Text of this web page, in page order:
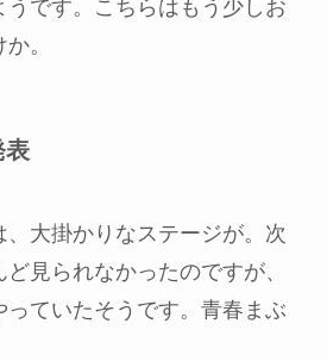
です。こちらはもう少しお
。
表
大掛かりなステージが。次
見られなかったのですが、
っていたそうです。青春まぶ